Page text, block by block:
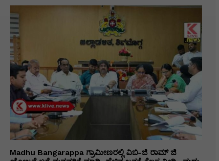
Madhu Bangarappa ಗ್ರಾಮೀಣರಲ್ಲಿ ವಿಬಿ-ಜಿ ರಾಮ್ ಜಿ